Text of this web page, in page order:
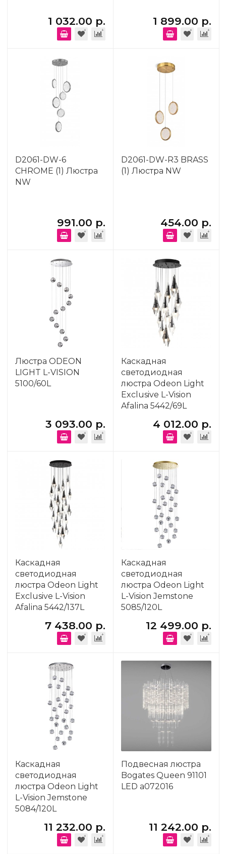
1 032.00 р. 1 899.00 р.
D2061-DW-6
CHROME (1) Люстра
NW
991.00 р.
D2061-DW-R3 BRASS
(1) Люстра NW
454.00 р.
Люстра ODEON
LIGHT L-VISION
5100/60L
3 093.00 р.
Каскадная
светодиодная
люстра Odeon Light
Exclusive L-Vision
Afalina 5442/69L
4 012.00 р.
Каскадная
светодиодная
люстра Odeon Light
Exclusive L-Vision
Afalina 5442/137L
7 438.00 р.
Каскадная
светодиодная
люстра Odeon Light
L-Vision Jemstone
5085/120L
12 499.00 р.
Каскадная
светодиодная
люстра Odeon Light
L-Vision Jemstone
5084/120L
11 232.00 р.
Подвесная люстра
Bogates Queen 91101
LED a072016
11 242.00 р.